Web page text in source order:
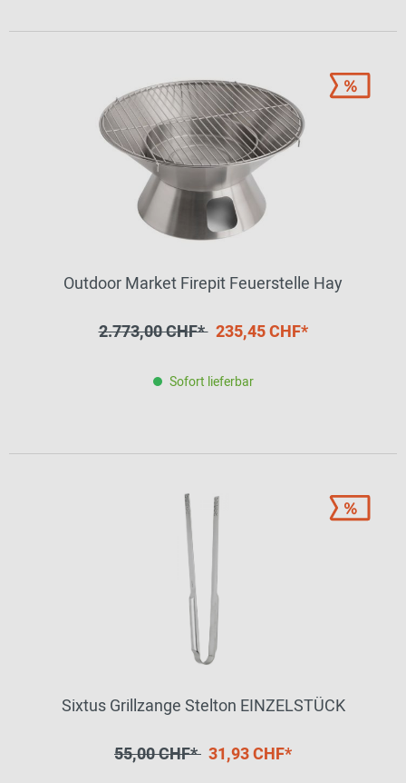
Outdoor Market Firepit Feuerstelle Hay
2.773,00 CHF*235,45 CHF*
Sofort lieferbar
Sixtus Grillzange Stelton EINZELSTÜCK
55,00 CHF* 31,93 CHF*